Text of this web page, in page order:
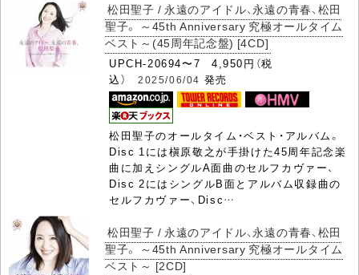
松田聖子 / 永遠のアイドル、永遠の青春、松田
聖子。 ～45th Anniversary 究極オールタイム
ベスト～(45周年記念盤) [4CD]
UPCH-20694〜7 4,950円（税
込） 2025/06/04 発売
松田聖子のオールタイム・ベスト・アルバム。
Disc 1には槇原敬之が手掛けた45周年記念楽
曲に加えシングルA面曲のセルフカヴァー、
Disc 2にはシングルB面とアルバム収録曲の
セルフカヴァー、Disc…
松田聖子 / 永遠のアイドル、永遠の青春、松田
聖子。 ～45th Anniversary 究極オールタイム
ベスト～ [2CD]